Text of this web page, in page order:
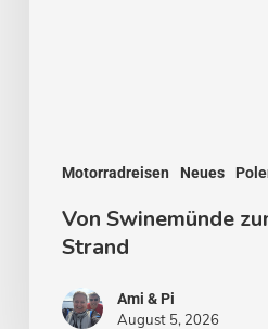
Motorradreisen Neues
Von Swinemünde
Strand
Ami & Pi
August 5, 2026